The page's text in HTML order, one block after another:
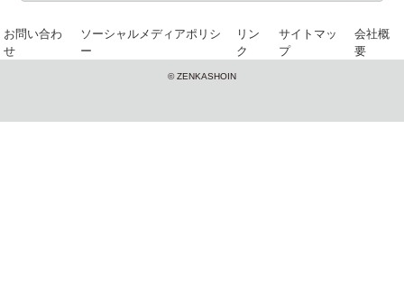
お問い合わ
せ
ソーシャルメディアポリシ
ー
リン
ク
サイトマッ
プ
会社概
要
© ZENKASHOIN